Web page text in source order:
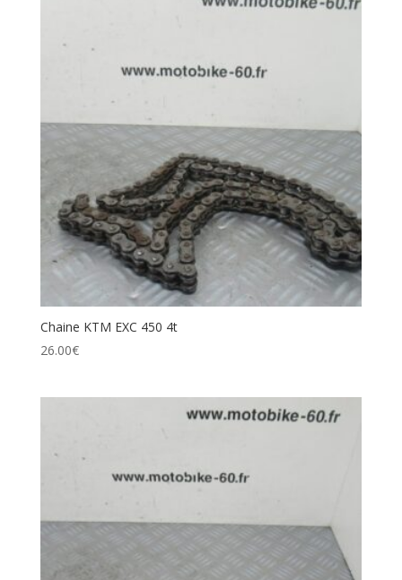
Chaine KTM EXC 450 4t
26.00€